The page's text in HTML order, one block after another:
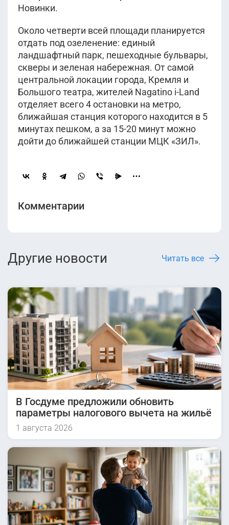
Новинки.
Около четверти всей площади планируется
отдать под озеленение: единый
ландшафтный парк, пешеходные бульвары,
скверы и зеленая набережная. От самой
центральной локации города, Кремля и
Большого театра, жителей Nagatino i-Land
отделяет всего 4 остановки на метро,
ближайшая станция которого находится в 5
минутах пешком, а за 15-20 минут можно
дойти до ближайшей станции МЦК «ЗИЛ».
Комментарии
Другие новости Читать все
В Госдуме предложили обновить
параметры налогового вычета на жильё
1 августа 2026